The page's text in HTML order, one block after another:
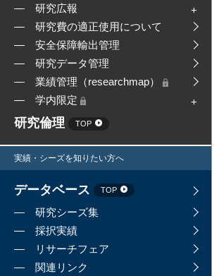
研究広報
研究費の適正使用について
安全保障輸出管理
研究データ管理
業績管理（researchmap）
学内限定
研究倫理 TOP
実績・シーズを知りたい方へ
データベース TOP
研究シーズ集
採択実績
リサーチフェア
関連リンク